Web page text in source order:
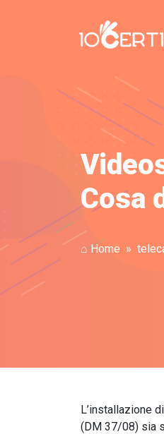
Cosa
⌂ Home
L’installazione
(DM 37/08) sia